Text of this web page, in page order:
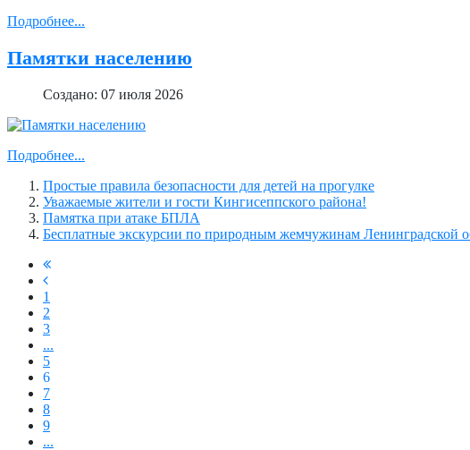
Подробнее...
Памятки населению
Создано: 07 июля 2026
Подробнее...
Простые правила безопасности для детей на прогулке
Уважаемые жители и гости Кингисеппского района!
Памятка при атаке БПЛА
Бесплатные экскурсии по природным жемчужинам Ленинградской
1
2
3
...
5
6
7
8
9
...